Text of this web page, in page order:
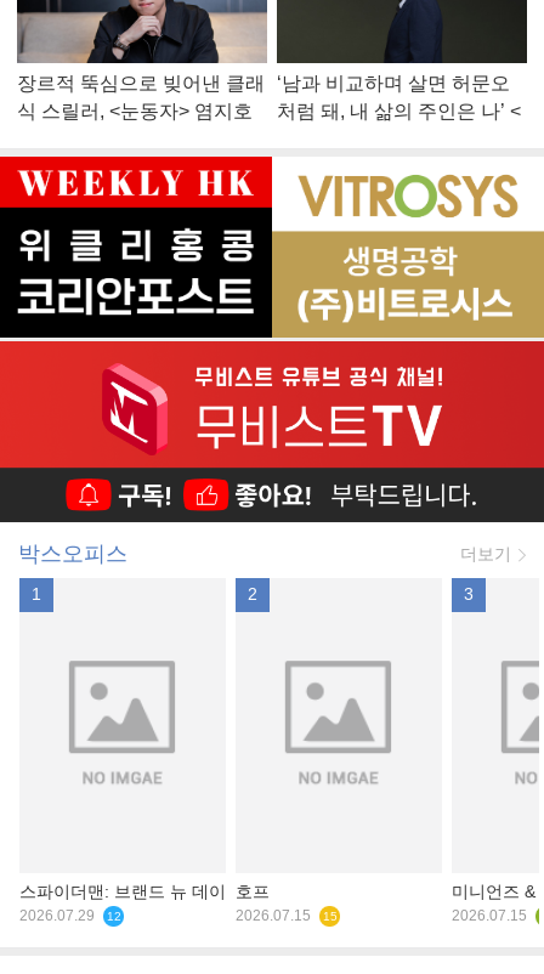
장르적 뚝심으로 빚어낸 클래
식 스릴러, <눈동자> 염지호
‘남과 비교하며 살면 허문오
처럼 돼, 내 삶의 주인은 나’ <
박스오피스 더보기
1
스파이더맨: 브랜드 뉴 데이
2026.07.29 12
2
호프
2026.07.15 15
3
미니언즈 &
2026.07.15